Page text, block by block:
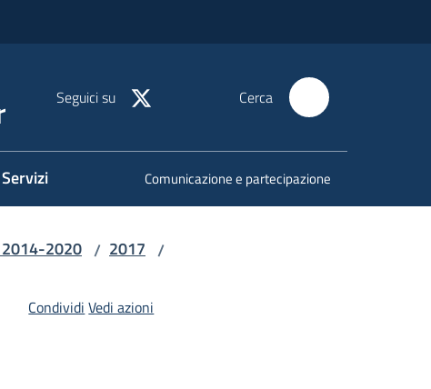
Seguici su Cerca
Servizi Comunicazione e partecipazione
2020 / 2017 /
Condividi Vedi azioni